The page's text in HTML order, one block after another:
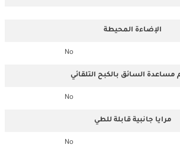
الإضاءة المحيطة
No
مساعدة السائق بالكبح التلقائي
No
مرايا جانبية قابلة للطي
No